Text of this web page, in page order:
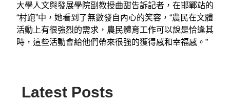
大學人文與發展學院副教授曲甜告訴記者，在邯鄲站的
“村跑”中，她看到了無數發自內心的笑容，“農民在文體
活動上有很強烈的需求，農民體育工作可以說是恰逢其
時，這些活動會給他們帶來很強的獲得感和幸福感。”
Latest Posts